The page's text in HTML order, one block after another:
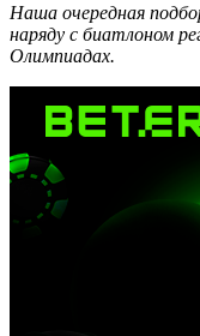
Наша очередная
наряду с биатлоном
Олимпиадах.